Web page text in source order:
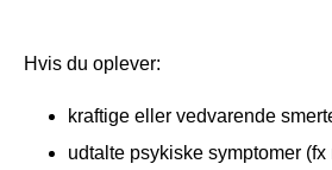
Hvis du oplever:
kraftige eller vedvarende
udtalte psykiske symptomer